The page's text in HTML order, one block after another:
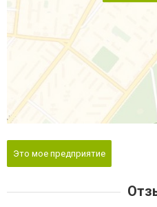
Это мое предприятие